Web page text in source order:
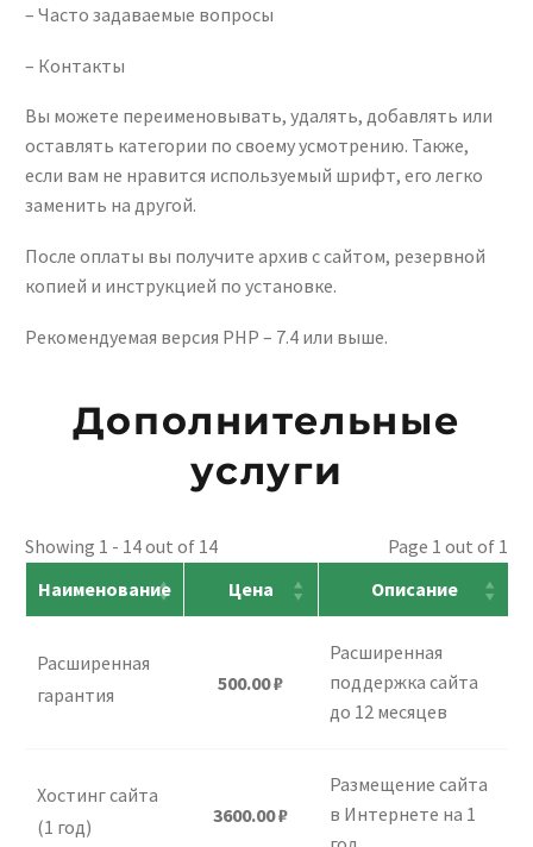
– Часто задаваемые вопросы
– Контакты
Вы можете переименовывать, удалять, добавлять или
оставлять категории по своему усмотрению. Также,
если вам не нравится используемый шрифт, его легко
заменить на другой.
После оплаты вы получите архив с сайтом, резервной
копией и инструкцией по установке.
Рекомендуемая версия PHP – 7.4 или выше.
Дополнительные
услуги
Showing 1 - 14 out of 14
Page 1 out of 1
Наименование
Цена Описание
Расширенная
гарантия
500.00₽
Расширенная
поддержка сайта
до 12 месяцев
Хостинг сайта
(1 год)
3600.00₽
Размещение сайта
в Интернете на 1